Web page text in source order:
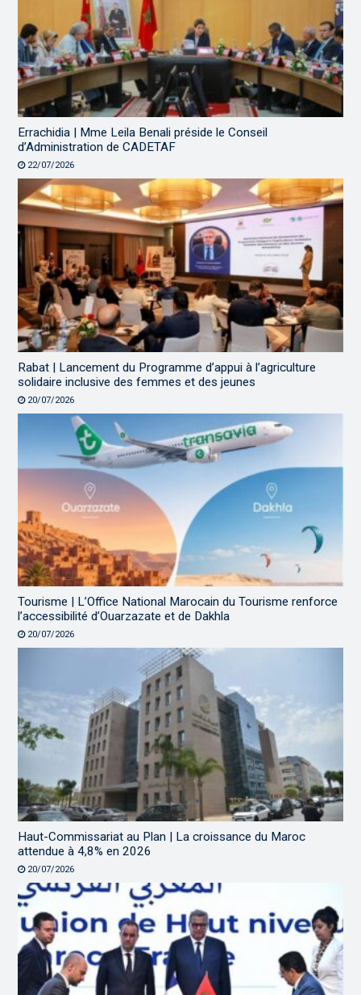
Errachidia | Mme Leila Benali préside le Conseil
d’Administration de CADETAF
22/07/2026
Rabat | Lancement du Programme d’appui à l’agriculture
solidaire inclusive des femmes et des jeunes
20/07/2026
Tourisme | L’Office National Marocain du Tourisme renforce
l’accessibilité d’Ouarzazate et de Dakhla
20/07/2026
Haut-Commissariat au Plan | La croissance du Maroc
attendue à 4,8% en 2026
20/07/2026